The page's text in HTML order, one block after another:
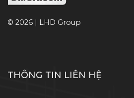
© 2026 | LHD Group
THÔNG TIN LIÊN HỆ